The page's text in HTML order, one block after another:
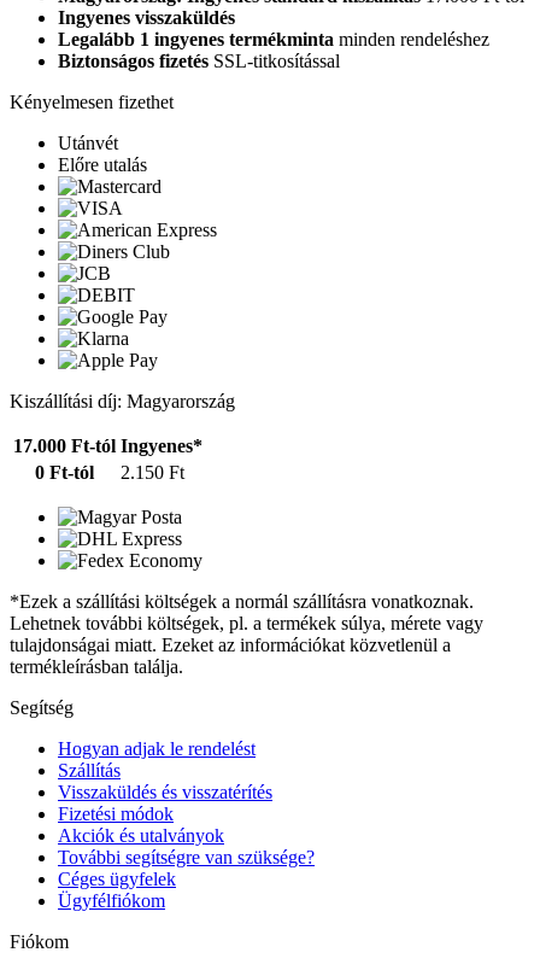
Ingyenes visszaküldés
Legalább 1 ingyenes termékminta minden rendeléshez
Biztonságos fizetés SSL-titkosítással
Kényelmesen fizethet
Utánvét
Előre utalás
Kiszállítási díj: Magyarország
17.000 Ft-tól Ingyenes*
0 Ft-tól
2.150 Ft
*Ezek a szállítási költségek a normál szállításra vonatkoznak.
Lehetnek további költségek, pl. a termékek súlya, mérete vagy
tulajdonságai miatt. Ezeket az információkat közvetlenül a
termékleírásban találja.
Segítség
Hogyan adjak le rendelést
Szállítás
Visszaküldés és visszatérítés
Fizetési módok
Akciók és utalványok
További segítségre van szüksége?
Céges ügyfelek
Ügyfélfiókom
Fiókom